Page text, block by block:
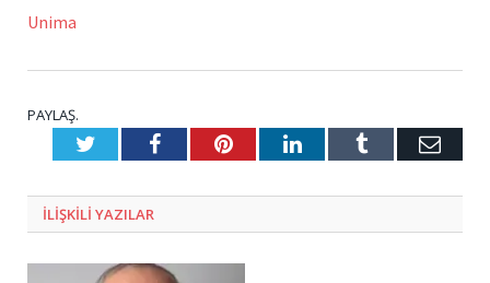
Unima
PAYLAŞ.
TwitterFacebookPinterestLinkedInTumblr E-
ILIŞKILI YAZILAR